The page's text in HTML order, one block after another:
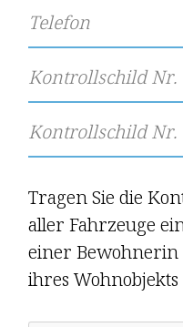
Tragen Sie die
aller Fahrzeuge
einer Bewoh­nerin
ihres Wohn­objekts